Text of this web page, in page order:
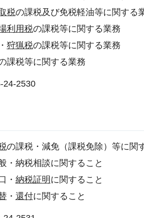
税の課税及び免税軽油等に関する
利用税の課税等に関する業務
狩猟税の課税等に関する業務
課税等に関する業務
24-2530
の課税・減免（課税免除）等に関
・納税相談に関すること
・ 納税証明 に関すること
・ 還付に関すること